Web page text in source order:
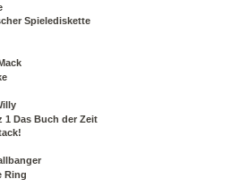
Spielediskette
1 Das Buch der Zeit
Ring